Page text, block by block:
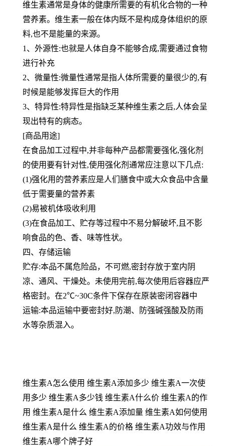
维生素通常是身体的健康所需要的有机化合物的一种
营养素。维生素一般在体内既不是构成身体组织的原
料,也不是能量的来源。
1、外源性:也就是人体自身不能够合成,需要通过食物
进行补充
2、微量性:微量性通常是指人体所需要的量很少的,有
时候是能够发挥巨大的作用
3、特异性:特异性是指缺乏某种维生素之后,人体会呈
现出特有的病态。
[商品用途]
在食品加工过程中,并非每种产品都需要强化,强化剂
的使用要有针对性,使用强化剂通常应注意以下几点:
(1)强化用的营养素应是人们膳食中或大众食品中含量
低于需要量的营养素
(2)易被机体吸收利用
(3)在食品加工、贮存等过程中不易分解破坏,且不影
响食品的色、香、味等性状。
四、存储运输
贮存:本品不属危险品，不可燃,密封存放于室内阴
凉、通风、干燥处。未使用完前,每次使用后容器应严
格密封。在2℃~30C条件下保存在原装密闭容器中
运输:本品运输中要密封好,防潮、防强碱强酸及防雨
水等杂质混入。
维生素A怎么使用 维生素A添加多少 维生素A一次使
用多少 维生素A多少钱 维生素A什么价 维生素A的作
用 维生素A是什么 维生素A添加量 维生素A如何使用
维生素A是什么 维生素A的价格 维生素A功效与作用
维生素A哪个牌子好